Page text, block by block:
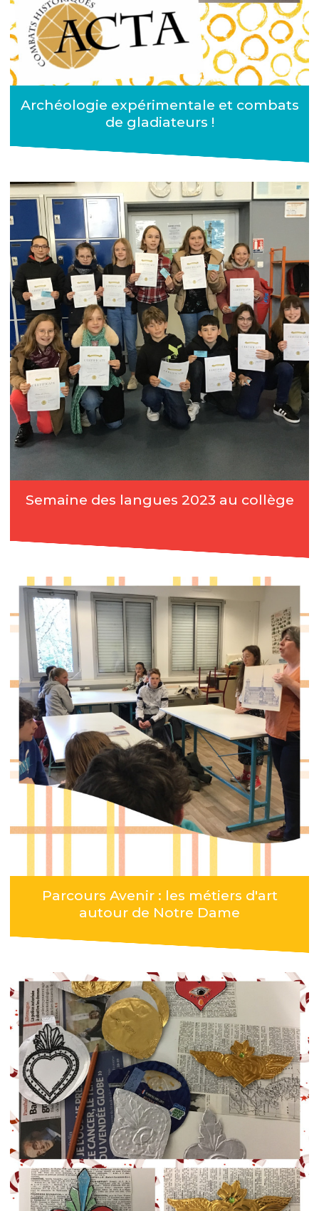
Archéologie expérimentale et combats
de gladiateurs !
Semaine des langues 2023 au collège
Parcours Avenir : les métiers d'art
autour de Notre Dame